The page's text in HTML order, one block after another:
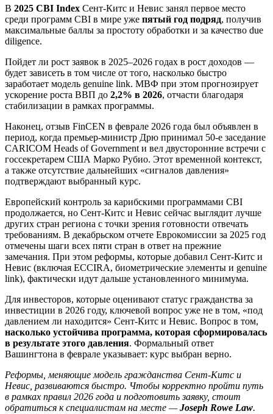
В 2025 CBI Index Сент-Китс и Невис занял первое место
среди программ CBI в мире уже пятый год подряд, получив
максимальные баллы за простоту обработки и за качество due
diligence.
Пойдет ли рост заявок в 2025–2026 годах в рост доходов —
будет зависеть в том числе от того, насколько быстро
заработает модель genuine link. МВФ при этом прогнозирует
ускорение роста ВВП до 2,2% в 2026, отчасти благодаря
стабилизации в рамках программы.
Наконец, отзыв FinCEN в феврале 2026 года был объявлен в
период, когда премьер-министр Дрю принимал 50-е заседание
CARICOM Heads of Government и вел двусторонние встречи с
госсекретарем США Марко Рубио. Этот временной контекст,
а также отсутствие дальнейших «сигналов давления»
подтверждают выбранный курс.
Европейский контроль за карибскими программами CBI
продолжается, но Сент-Китс и Невис сейчас выглядит лучше
других стран региона с точки зрения готовности отвечать
требованиям. В декабрьском отчете Еврокомиссии за 2025 год
отмечены шаги всех пяти стран в ответ на прежние
замечания. При этом реформы, которые добавил Сент-Китс и
Невис (включая ECCIRA, биометрические элементы и genuine
link), фактически идут дальше установленного минимума.
Для инвесторов, которые оценивают статус гражданства за
инвестиции в 2026 году, ключевой вопрос уже не в том, «под
давлением ли находится» Сент-Китс и Невис. Вопрос в том,
насколько устойчива программа, которая сформировалась
в результате этого давления. Формальный ответ
Вашингтона в феврале указывает: курс выбран верно.
Реформы, меняющие модель гражданства Сент-Китс и
Невис, развиваются быстро. Чтобы корректно пройти путь
в рамках правил 2026 года и подготовить заявку, стоит
обратиться к специалистам на месте —Joseph Rowe Law.